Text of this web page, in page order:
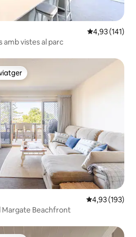
4,93 de
4,93 (141)
amb vistes al parc
dels viatgers
4,93 de
4,93 (193)
Margate Beachfront